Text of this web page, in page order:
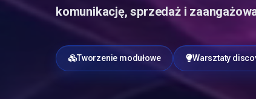
komunikację, sprzedaż i
Tworzenie modułowe Warsztaty